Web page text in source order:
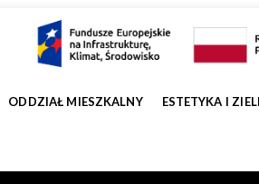
ODDZIAŁ MIESZKALNY ESTETYKA I